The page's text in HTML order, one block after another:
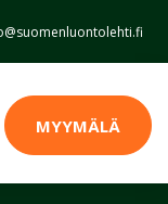
MYYMÄLÄ